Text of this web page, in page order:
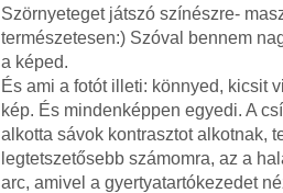
Szörnyeteget játszó színészre-
természetesen:) Szóval bennem
a képed.
És ami a fotót illeti: könnyed, kicsit
kép. És mindenképpen egyedi. A
alkotta sávok kontrasztot alkotnak,
legtetszetősebb számomra, az a
arc, amivel a gyertyatartókezedet